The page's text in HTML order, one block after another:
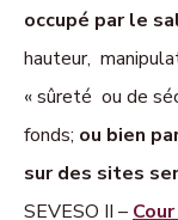
occupé par le
hauteur,
« sûreté ou de
fonds; ou bien
sur des sites
SEVESO II –